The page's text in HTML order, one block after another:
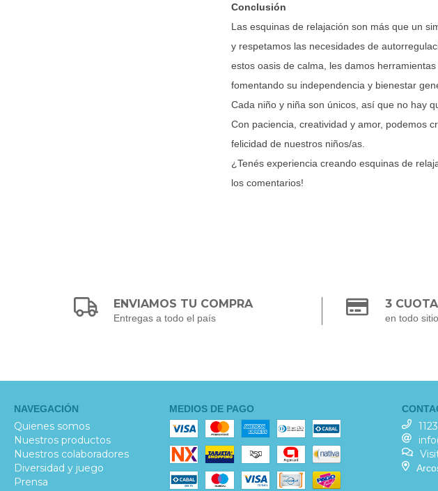
Conclusión
Las esquinas de relajación son más que un
y respetamos las necesidades de
estos oasis de calma, les damos
fomentando su independencia y bienestar
Cada niño y niña son únicos, así que no hay
Con paciencia, creatividad y amor, podemos
felicidad de nuestros niños/as.
¿Tenés experiencia creando esquinas de
los comentarios!
ENVIAMOS TU COMPRA
Entregas a todo el país
3
en todo sitio
NAVEGACIÓN
Quienes somos
Nuestros productos
Nuestros colaboradores
Diversidad y juego
Prensa
MEDIOS DE PAGO